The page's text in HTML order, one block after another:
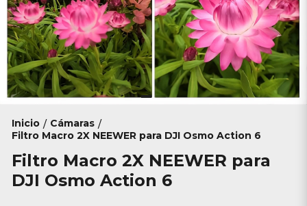
Inicio / Cámaras /
Filtro Macro 2X NEEWER para DJI Osmo Action 6
Filtro Macro 2X NEEWER para
DJI Osmo Action 6